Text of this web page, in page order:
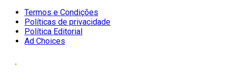
Termos e Condições
Políticas de privacidade
Política Editorial
Ad Choices